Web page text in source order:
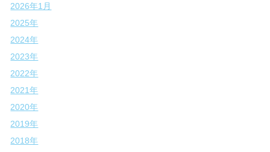
2026年1月
2025年
2024年
2023年
2022年
2021年
2020年
2019年
2018年